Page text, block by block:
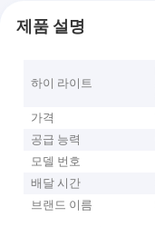
제품 설명
하이 라이트
가격
공급 능력
모델 번호
배달 시간
브랜드 이름